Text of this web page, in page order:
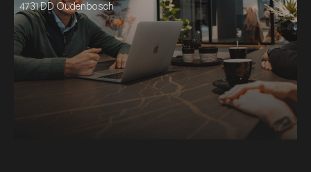
4731 DD Oudenbosch